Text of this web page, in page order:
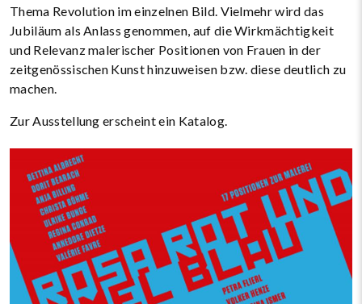
Thema Revolution im einzelnen Bild. Vielmehr wird das
Jubiläum als Anlass genommen, auf die Wirkmächtigkeit
und Relevanz malerischer Positionen von Frauen in der
zeitgenössischen Kunst hinzuweisen bzw. diese deutlich zu
machen.
Zur Ausstellung erscheint ein Katalog.